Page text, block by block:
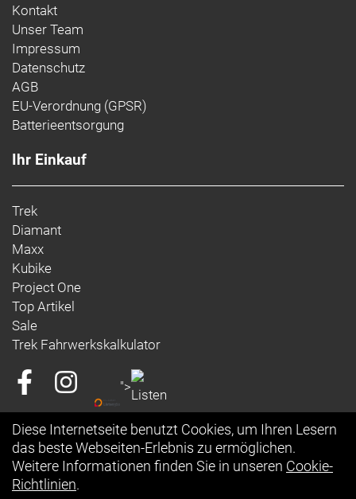
Kontakt
Unser Team
Impressum
Datenschutz
AGB
EU-Verordnung (GPSR)
Batterieentsorgung
Ihr Einkauf
Trek
Diamant
Maxx
Kubike
Project One
Top Artikel
Sale
Trek Fahrwerkskalkulator
">
Diese Internetseite benutzt Cookies, um Ihren Lesern
das beste Webseiten-Erlebnis zu ermöglichen.
Weitere Informationen finden Sie in unseren Cookie-
Richtlinien.